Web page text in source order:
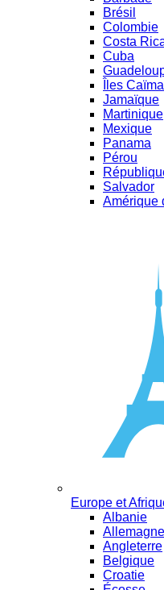
Brésil
Colombie
Costa
Cuba
Îles
Jamaïque
Martinique
Mexique
Panama
Pérou
Salvador
Amérique
Europe et
Albanie
Allemagne
Angleterre
Belgique
Croatie